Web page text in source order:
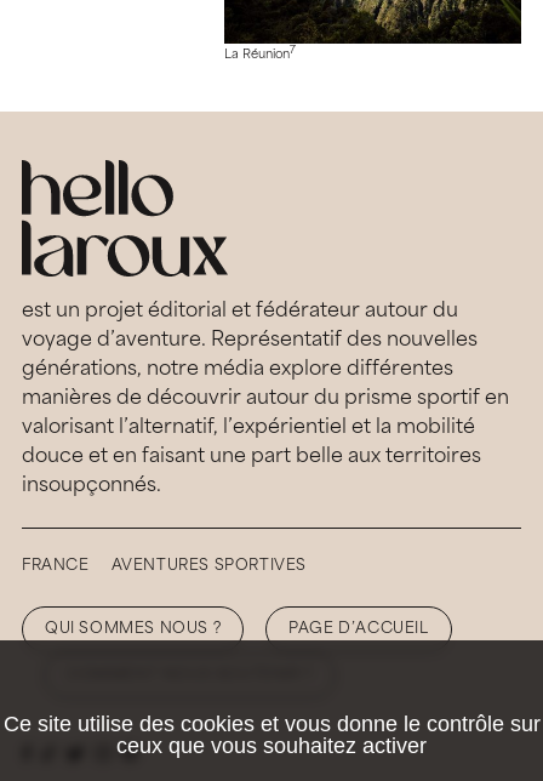
La Réunion7
est un projet éditorial et fédérateur autour du
voyage d’aventure. Représentatif des nouvelles
générations, notre média explore différentes
manières de découvrir autour du prisme sportif en
valorisant l’alternatif, l’expérientiel et la mobilité
douce et en faisant une part belle aux territoires
insoupçonnés.
FRANCE AVENTURES SPORTIVES
QUI SOMMES NOUS ? PAGE D’ACCUEIL
Ce site utilise des cookies et vous donne le contrôle sur
ceux que vous souhaitez activer